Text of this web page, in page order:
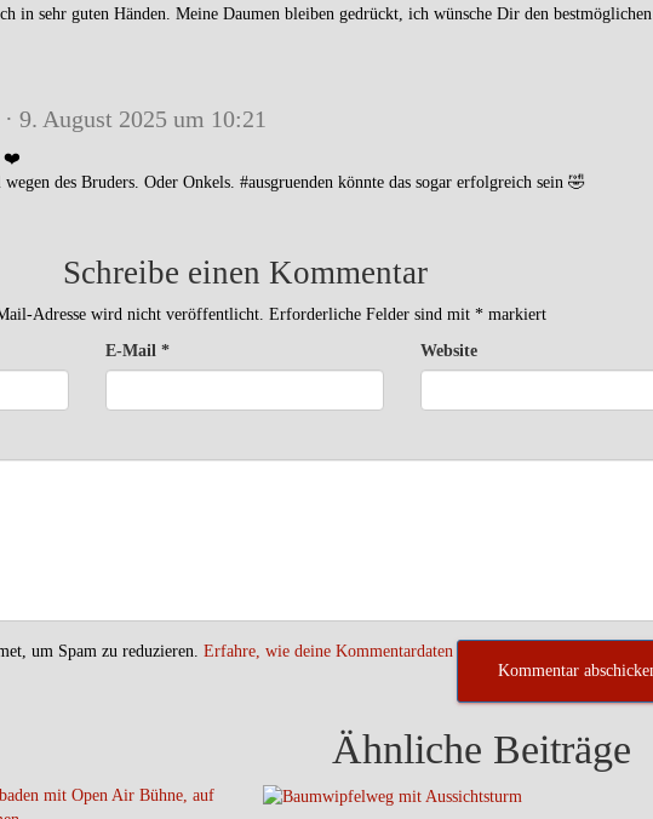
in sehr guten Händen. Meine Daumen bleiben gedrückt, ich wünsche Dir den bestmöglichen
· 9. August 2025 um 10:21
❤️
des Bruders. Oder Onkels. #ausgruenden könnte das sogar erfolgreich sein 🤣
Schreibe einen Kommentar
Adresse wird nicht veröffentlicht. Erforderliche Felder sind mit * markiert
E-Mail * Website
um Spam zu reduzieren. Erfahre, wie deine Kommentardaten
Ähnliche Beiträge